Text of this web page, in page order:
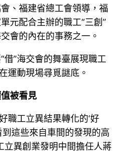
、福建省總工會領導，福
元配合主辦的職工“三創”
會的內在的事務之一。
借”海交會的舞臺展現職工
運動現場尋覓謎底。
被看見
職工立異結果轉化的‘好
到這些來自車間的發現的高
立異創業發明中間擔任人蔣